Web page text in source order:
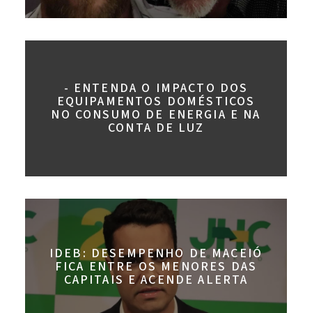
- ENTENDA O IMPACTO DOS
EQUIPAMENTOS DOMÉSTICOS
NO CONSUMO DE ENERGIA E NA
CONTA DE LUZ
IDEB: DESEMPENHO DE MACEIÓ
FICA ENTRE OS MENORES DAS
CAPITAIS E ACENDE ALERTA